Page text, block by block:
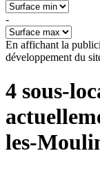
-
En affichant la
développement du
4 sous-
les-